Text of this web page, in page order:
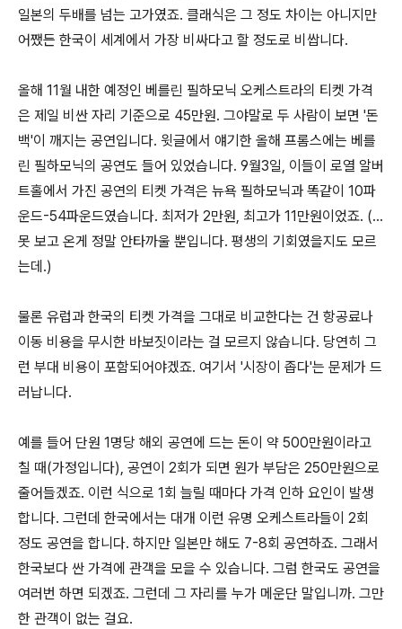
일본의 두배를 넘는 고가였죠. 클래식은 그 정도 차이는 아니지만
어쨌든 한국이 세계에서 가장 비싸다고 할 정도로 비쌉니다.
올해 11월 내한 예정인 베를린 필하모닉 오케스트라의 티켓 가격
은 제일 비싼 자리 기준으로 45만원. 그야말로 두 사람이 보면 '돈
백'이 깨지는 공연입니다. 윗글에서 얘기한 올해 프롬스에는 베를
린 필하모닉의 공연도 들어 있었습니다. 9월3일, 이들이 로열 알버
트홀에서 가진 공연의 티켓 가격은 뉴욕 필하모닉과 똑같이 10파
운드-54파운드였습니다. 최저가 2만원, 최고가 11만원이었죠. (...
못 보고 온게 정말 안타까울 뿐입니다. 평생의 기회였을지도 모르
는데.)
물론 유럽과 한국의 티켓 가격을 그대로 비교한다는 건 항공료나
이동 비용을 무시한 바보짓이라는 걸 모르지 않습니다. 당연히 그
런 부대 비용이 포함되어야겠죠. 여기서 '시장이 좁다'는 문제가 드
러납니다.
예를 들어 단원 1명당 해외 공연에 드는 돈이 약 500만원이라고
칠 때(가정입니다), 공연이 2회가 되면 원가 부담은 250만원으로
줄어들겠죠. 이런 식으로 1회 늘릴 때마다 가격 인하 요인이 발생
합니다. 그런데 한국에서는 대개 이런 유명 오케스트라들이 2회
정도 공연을 합니다. 하지만 일본만 해도 7-8회 공연하죠. 그래서
한국보다 싼 가격에 관객을 모을 수 있습니다. 그럼 한국도 공연을
여러번 하면 되겠죠. 그런데 그 자리를 누가 메운단 말입니까. 그만
한 관객이 없는 걸요.